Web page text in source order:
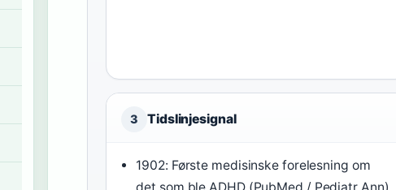
3 Tidslinjesignal
1902: Første medisinske forelesning om
det som ble ADHD (PubMed / Pediatr Ann)